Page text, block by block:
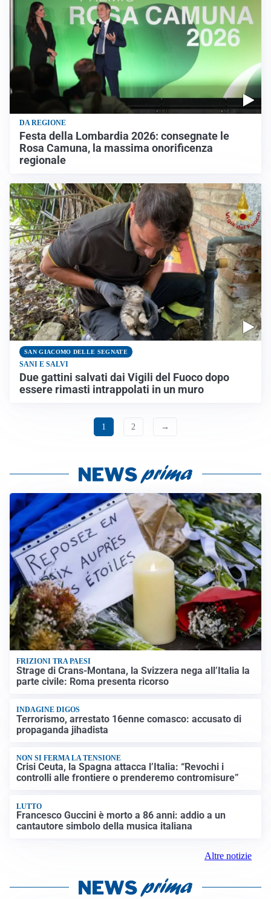
DA REGIONE
Festa della Lombardia 2026: consegnate le
Rosa Camuna, la massima onorificenza
regionale
SAN GIACOMO DELLE SEGNATE
SANI E SALVI
Due gattini salvati dai Vigili del Fuoco dopo
essere rimasti intrappolati in un muro
1 2 →
FRIZIONI TRA PAESI
Strage di Crans-Montana, la Svizzera nega all’Italia la
parte civile: Roma presenta ricorso
INDAGINE DIGOS
Terrorismo, arrestato 16enne comasco: accusato di
propaganda jihadista
NON SI FERMA LA TENSIONE
Crisi Ceuta, la Spagna attacca l’Italia: “Revochi i
controlli alle frontiere o prenderemo contromisure”
LUTTO
Francesco Guccini è morto a 86 anni: addio a un
cantautore simbolo della musica italiana
Altre notizie